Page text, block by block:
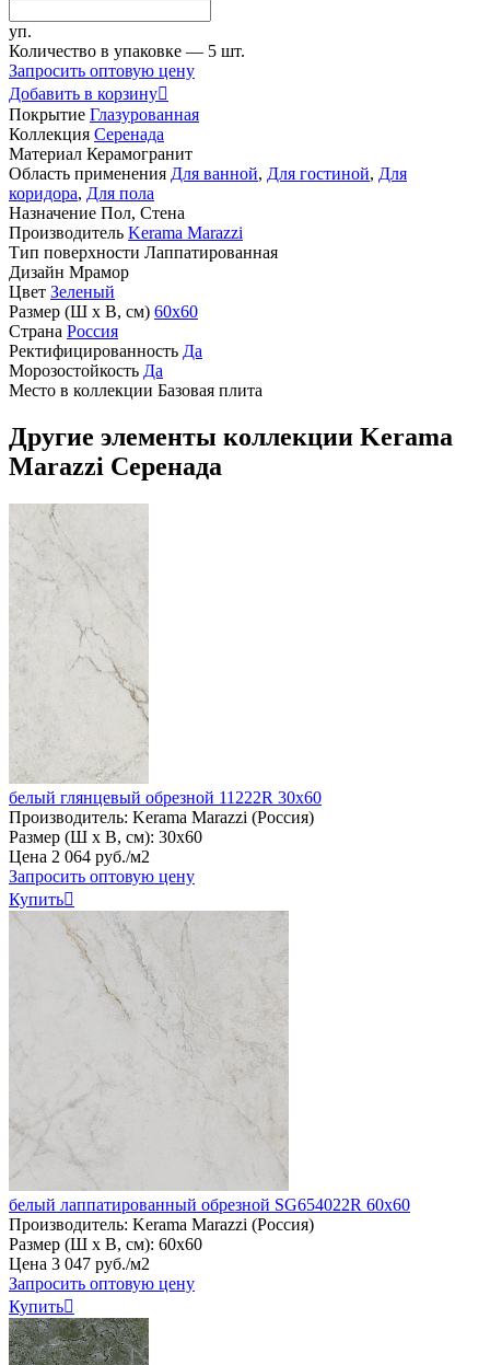
уп.
Количество в упаковке — 5 шт.
Запросить оптовую цену
Добавить в корзину
Покрытие Глазурованная
Коллекция Серенада
Материал Керамогранит
Область применения Для ванной, Для гостиной, Для
коридора, Для пола
Назначение Пол, Стена
Производитель Kerama Marazzi
Тип поверхности Лаппатированная
Дизайн Мрамор
Цвет Зеленый
Размер (Ш х В, см) 60х60
Страна Россия
Ректифицированность Да
Морозостойкость Да
Место в коллекции Базовая плита
Другие элементы коллекции Kerama
Marazzi Серенада
белый глянцевый обрезной 11222R 30x60
Производитель: Kerama Marazzi (Россия)
Размер (Ш х В, см): 30х60
Цена 2 064 руб./м2
Запросить оптовую цену
Купить
белый лаппатированный обрезной SG654022R 60x60
Производитель: Kerama Marazzi (Россия)
Размер (Ш х В, см): 60х60
Цена 3 047 руб./м2
Запросить оптовую цену
Купить